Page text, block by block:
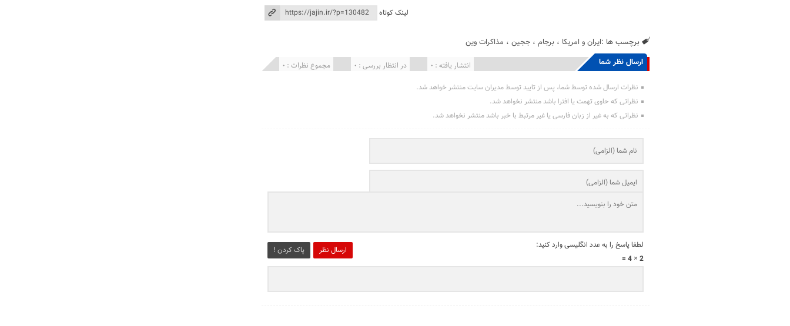
لینک کوتاه
برچسب ها :ایران و امریکا ، برجام ،ججین ، مذاکرات وین
ارسال نظر شما مجموع نظرات : 0 در انتظار بررسی : 0 انتشار یافته : 0
نظرات ارسال شده توسط شما، پس از تایید توسط مدیران سایت منتشر خواهد شد.
نظراتی که حاوی تهمت یا افترا باشد منتشر نخواهد شد.
نظراتی که به غیر از زبان فارسی یا غیر مرتبط با خبر باشد منتشر نخواهد شد.
ارسال نظر پاک کردن !
لطفا پاسخ را به عدد انگلیسی وارد کنید:
2 × 4 =